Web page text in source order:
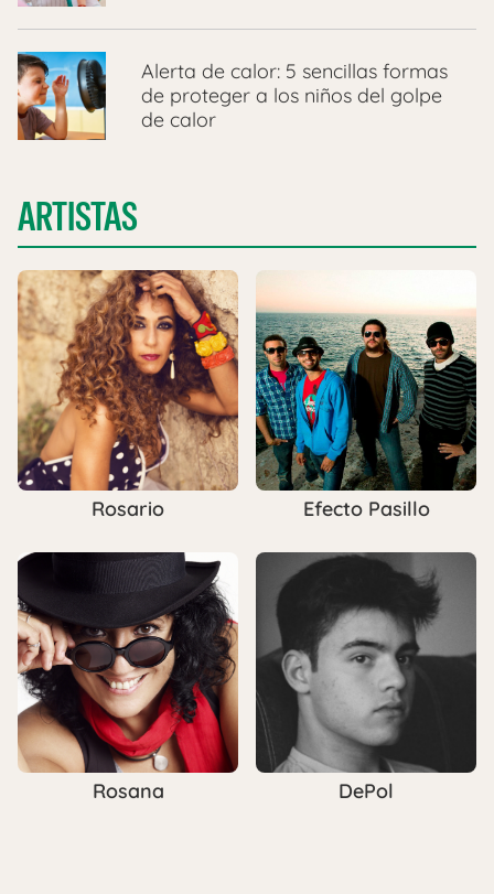
Alerta de calor: 5 sencillas formas
de proteger a los niños del golpe
de calor
ARTISTAS
Rosario Efecto Pasillo
Rosana DePol